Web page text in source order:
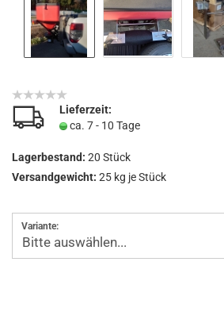
Lieferzeit:
ca. 7 - 10 Tage
Lagerbestand: 20 Stück
Versandgewicht: 25 kg je Stück
Variante: